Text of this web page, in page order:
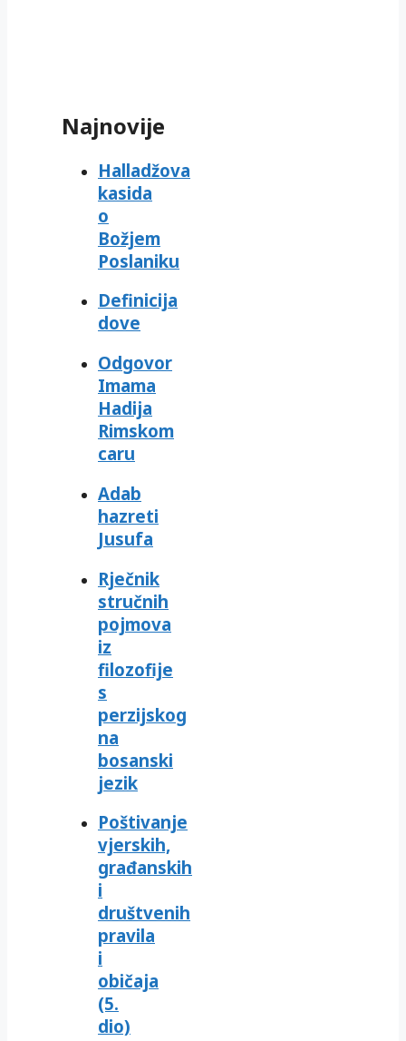
Najnovije
Halladžova
kasida
o
Božjem
Poslaniku
Definicija
dove
Odgovor
Imama
Hadija
Rimskom
caru
Adab
hazreti
Jusufa
Rječnik
stručnih
pojmova
iz
filozofije
s
perzijskog
na
bosanski
jezik
Poštivanje
vjerskih,
građanskih
i
društvenih
pravila
i
običaja
(5.
dio)